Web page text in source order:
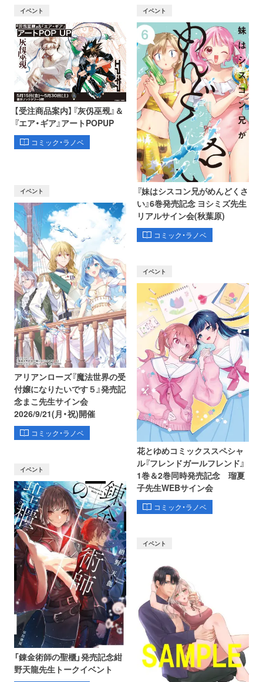
イベント
【受注商品案内】『灰仭巫覡』＆
『エア・ギア』アートPOPUP
コミック・ラノベ
イベント
『妹はシスコン兄がめんどくさ
い』6巻発売記念 ヨシミズ先生
リアルサイン会(秋葉原)
コミック・ラノベ
イベント
アリアンローズ『魔法世界の受
付嬢になりたいです５』発売記
念まこ先生サイン会
2026/9/21(月・祝)開催
コミック・ラノベ
イベント
花とゆめコミックススペシャ
ル『フレンドガールフレンド』
1巻＆2巻同時発売記念 瑠夏
子先生WEBサイン会
コミック・ラノベ
イベント
「錬金術師の聖櫃」発売記念紺
野天龍先生トークイベント
イベント